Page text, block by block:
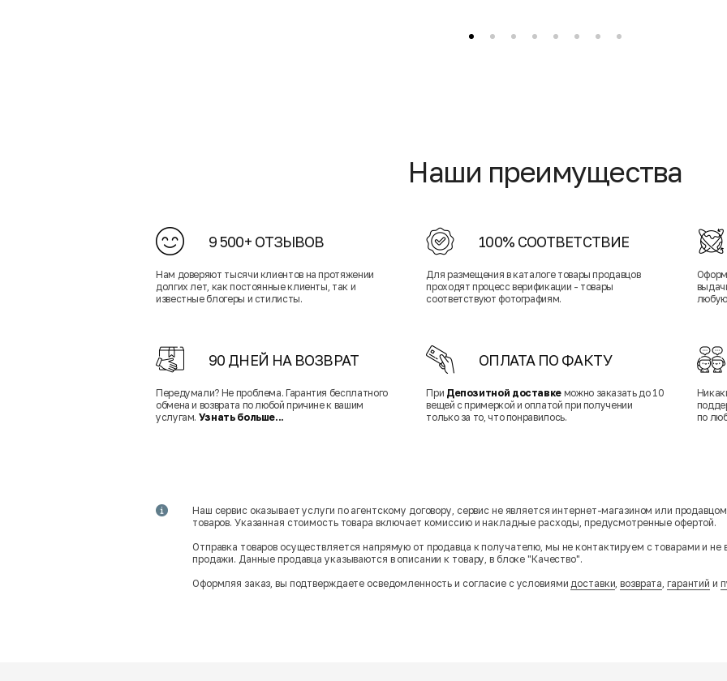
Наши преимущества
9 500+ ОТЗЫВОВ
Нам доверяют тысячи клиентов на протяжении
долгих лет, как постоянные клиенты, так и
известные блогеры и стилисты.
100% СООТВЕТСТВИЕ
Для размещения в каталоге товары продавцов
проходят процесс верификации - товары
соответствуют фотографиям.
90 ДНЕЙ НА ВОЗВРАТ
Передумали? Не проблема. Гарантия бесплатного
обмена и возврата по любой причине к вашим
услугам. Узнать больше...
ОПЛАТА ПО ФАКТУ
При Депозитной доставке можно заказать до 10
вещей с примеркой и оплатой при получении
только за то, что понравилось.
по
Наш сервис оказывает услуги по агентскому договору, сервис не является интернет-магазином или
товаров. Указанная стоимость товара включает комиссию и накладные расходы, предусмотренные офертой.
Отправка товаров осуществляется напрямую от продавца к получателю, мы не контактируем с товарами и не
продажи. Данные продавца указываются в описании к товару, в блоке "Качество".
Оформляя заказ, вы подтверждаете осведомленность и согласие с условиямидоставки,возврата, гарантий и